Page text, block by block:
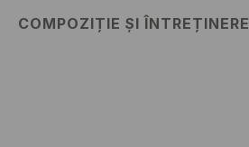
COMPOZIȚIE ȘI ÎNTREȚINERE